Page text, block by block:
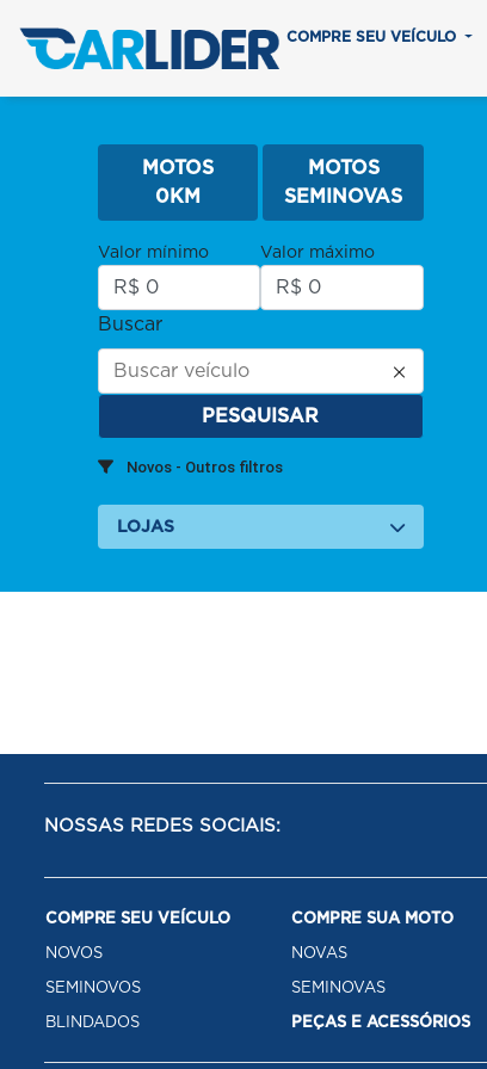
COMPRE SEU VEÍCULO
MOTOS
0KM
MOTOS
SEMINOVAS
Valor mínimo Valor máximo
Buscar
PESQUISAR
Novos - Outros filtros
LOJAS
NOSSAS REDES SOCIAIS:
COMPRE SEU VEÍCULO
NOVOS
SEMINOVOS
BLINDADOS
COMPRE SUA MOTO
NOVAS
SEMINOVAS
PEÇAS E ACESSÓRIOS